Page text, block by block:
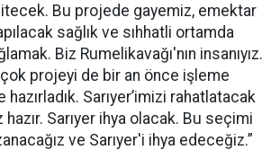
Bu projede gayemiz, emektar
sağlık ve sıhhatli ortamda
Biz Rumelikavağı'nın insanıyız.
projeyi de bir an önce işleme
Sarıyer’imizi rahatlatacak
Sarıyer ihya olacak. Bu seçimi
ve Sarıyer'i ihya edeceğiz.”